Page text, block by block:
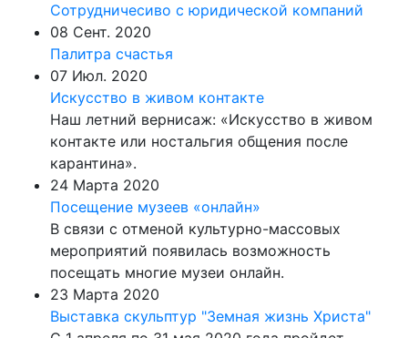
Сотрудничесиво с юридической компаний
08 Сент. 2020
Палитра счастья
07 Июл. 2020
Искусство в живом контакте
Наш летний вернисаж: «Искусство в живом
контакте или ностальгия общения после
карантина».
24 Марта 2020
Посещение музеев «онлайн»
В связи с отменой культурно-массовых
мероприятий появилась возможность
посещать многие музеи онлайн.
23 Марта 2020
Выставка скульптур "Земная жизнь Христа"